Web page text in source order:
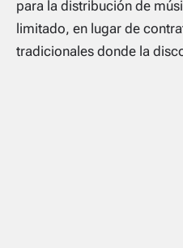
para la distribución de
limitado, en lugar de
tradicionales donde la